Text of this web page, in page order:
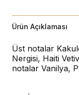
Ürün Açıklaması
Üst notalar
Nergisi, Haiti
notalar Vanilya,